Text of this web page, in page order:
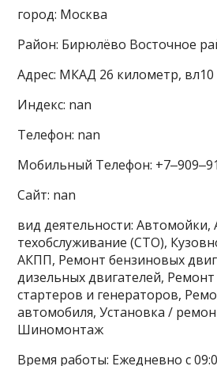
город: Москва
Район: Бирюлёво Восточное
Адрес: МКАД 26 километр, вл10
Индекс: nan
Телефон: nan
Мобильный Телефон:
Сайт: nan
вид деятельности:
техобслуживание (СТО),
АКПП, Ремонт бензиновых
дизельных двигателей,
стартеров и генераторов,
автомобиля, Установка /
Шиномонтаж
Время работы: Ежедневно с